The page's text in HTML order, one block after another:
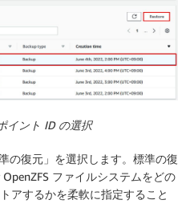
イント ID の選択
の復元 」を選択します。標準の復
ファイルシステムをどの
アするかを柔軟に指定すること